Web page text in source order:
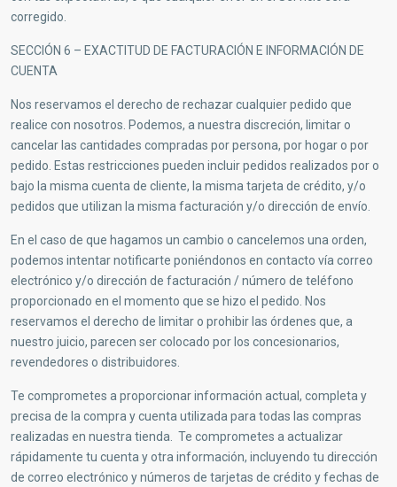
corregido.
SECCIÓN 6 – EXACTITUD DE FACTURACIÓN E INFORMACIÓN DE
CUENTA
Nos reservamos el derecho de rechazar cualquier pedido que
realice con nosotros. Podemos, a nuestra discreción, limitar o
cancelar las cantidades compradas por persona, por hogar o por
pedido. Estas restricciones pueden incluir pedidos realizados por o
bajo la misma cuenta de cliente, la misma tarjeta de crédito, y/o
pedidos que utilizan la misma facturación y/o dirección de envío.
En el caso de que hagamos un cambio o cancelemos una orden,
podemos intentar notificarte poniéndonos en contacto vía correo
electrónico y/o dirección de facturación / número de teléfono
proporcionado en el momento que se hizo el pedido. Nos
reservamos el derecho de limitar o prohibir las órdenes que, a
nuestro juicio, parecen ser colocado por los concesionarios,
revendedores o distribuidores.
Te comprometes a proporcionar información actual, completa y
precisa de la compra y cuenta utilizada para todas las compras
realizadas en nuestra tienda. Te comprometes a actualizar
rápidamente tu cuenta y otra información, incluyendo tu dirección
de correo electrónico y números de tarjetas de crédito y fechas de